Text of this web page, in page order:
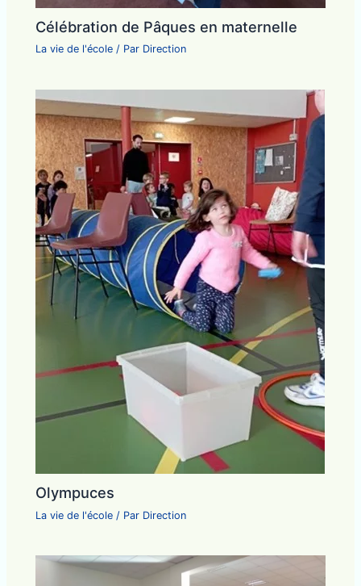
Célébration de Pâques en maternelle
La vie de l'école / Par Direction
Olympuces
La vie de l'école / Par Direction